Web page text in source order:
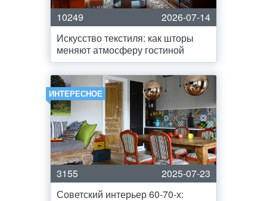
10249
2026-07-14
Искусство текстиля: как шторы
меняют атмосферу гостиной
ИНТЕРЕСНОЕ
3155
2025-07-23
Советский интерьер 60-70-х: